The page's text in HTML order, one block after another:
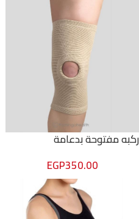
ركبه مفتوحة بدعامة
EGP350.00